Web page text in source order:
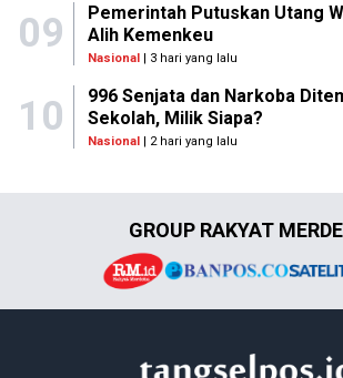
09
Pemerintah Putuskan Utang
Alih Kemenkeu
Nasional| 3 hari yang lalu
10
996 Senjata dan Narkoba
Sekolah, Milik Siapa?
Nasional| 2 hari yang lalu
GROUP RAKYAT